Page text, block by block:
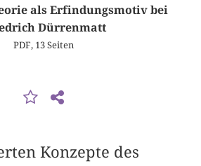
als Erfindungsmotiv bei
Dürrenmatt
PDF, 13 Seiten
Konzepte des